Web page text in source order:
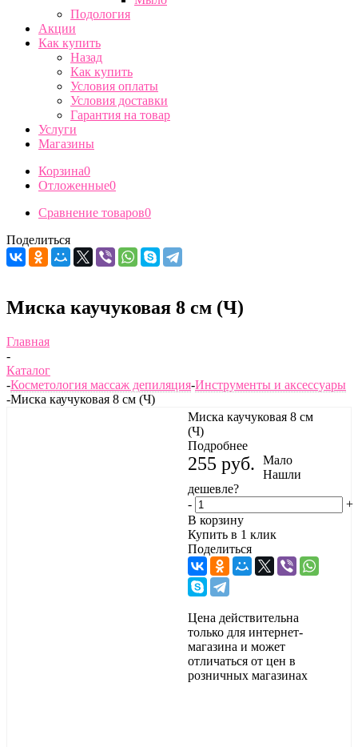
Подология
Акции
Как купить
Назад
Как купить
Условия оплаты
Условия доставки
Гарантия на товар
Услуги
Магазины
Корзина0
Отложенные0
Сравнение товаров0
Поделиться
Миска каучуковая 8 см (Ч)
Главная
-
Каталог
-Косметология массаж депиляция-Инструменты и аксессуары
-Миска каучуковая 8 см (Ч)
Миска каучуковая 8 см
(Ч)
Подробнее
255 руб.
Мало
Нашли
дешевле?
-
+
В корзину
Купить в 1 клик
Поделиться
Цена действительна
только для интернет-
магазина и может
отличаться от цен в
розничных магазинах